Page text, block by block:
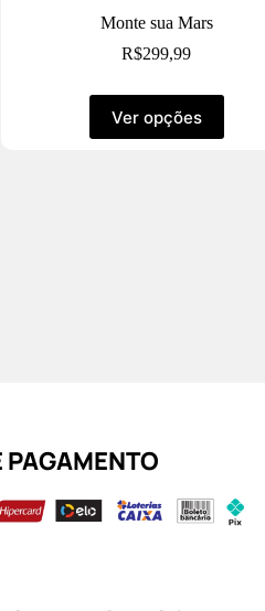
Monte sua Mars
R$299,99
Ver opções
PAGAMENTO